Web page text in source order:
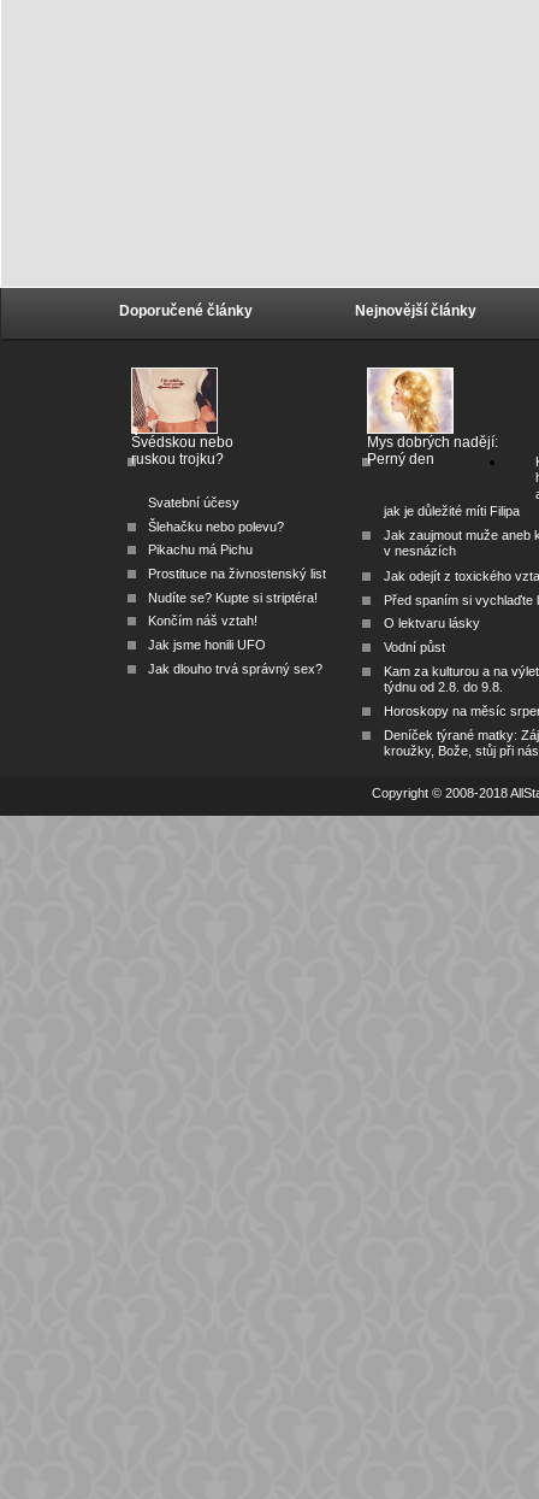
Doporučené články
Švédskou nebo
ruskou trojku?
Svatební účesy
Šlehačku nebo polevu?
Pikachu má Pichu
Prostituce na živnostenský list
Nudíte se? Kupte si striptéra!
Končím náš vztah!
Jak jsme honili UFO
Jak dlouho trvá správný sex?
Nejnovější články
Mys dobrých nadějí:
Perný den
jak je důležité míti Filipa
Jak zaujmout muže aneb
v nesnázích
Jak odejít z toxického
Před spaním si vychlaďte
O lektvaru lásky
Vodní půst
Kam za kulturou a na
týdnu od 2.8. do 9.8.
Horoskopy na měsíc
Deníček týrané matky:
kroužky, Bože, stůj při nás
Copyright © 2008-2018